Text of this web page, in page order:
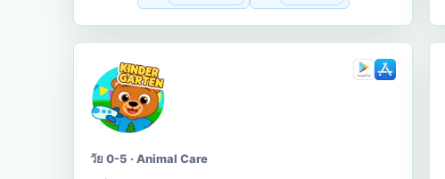
วัย 0-5 · Animal Care